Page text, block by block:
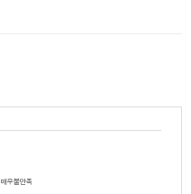
매우불만족